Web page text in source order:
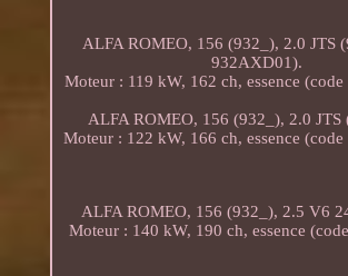
ALFA ROMEO, 156 (932_), 2.0 JTS
932AXD01).
Moteur : 119 kW, 162 ch, essence
ALFA ROMEO, 156 (932_), 2.0
Moteur : 122 kW, 166 ch, essence
ALFA ROMEO, 156 (932_), 2.5 V6
Moteur : 140 kW, 190 ch, essence